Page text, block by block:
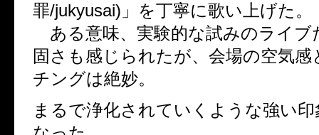
罪/jukyusai)」を丁寧に歌い上げた。
ある意味、実験的な試みのライブ
固さも感じられたが、会場の空気感
チングは絶妙。
まるで浄化されていくような強い